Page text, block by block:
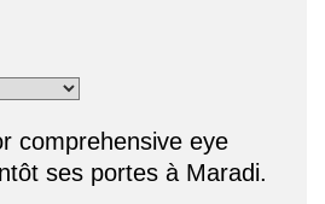
comprehensive eye
ses portes à Maradi.